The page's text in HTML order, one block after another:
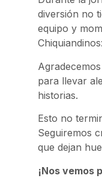
diversión no
equipo y
para llevar
historias.
Esto no
Seguiremos
que dejan
¡Nos vemos